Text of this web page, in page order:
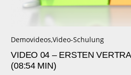
Demovideos,Video-Schulung
VIDEO 04 – ERSTEN
(08:54 MIN)